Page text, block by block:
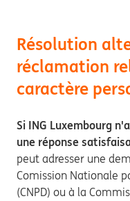
Résolution
réclamation
caractère
Si ING Luxembourg
une réponse
peut adresser une
Comission Nationale
(CNPD) ou à la